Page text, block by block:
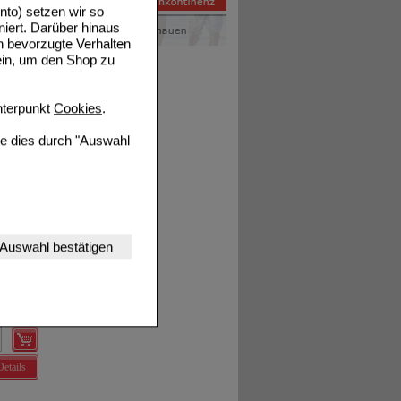
setzen wir so
Darüber hinaus
bevorzugte Verhalten
um den Shop zu
Cookies.
dies durch "Auswahl
Website
werden kann.
(z.B.
unserer Website
Website aber
Auswahl bestätigen
Details